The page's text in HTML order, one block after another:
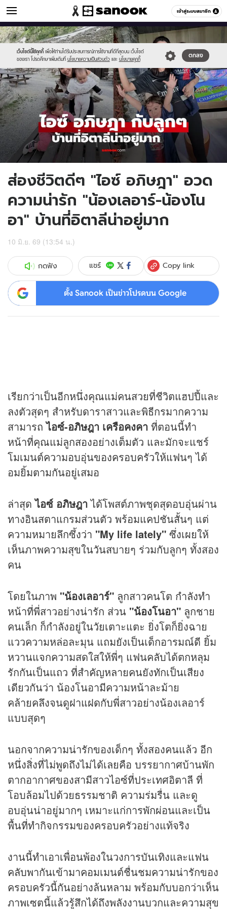
เข้าสู่ระบบสมาชิก
ข่าวบันเทิง หมวดอื่นๆ
เว็บไซต์นี้ใช้คุกกี้ เพื่อให้ท่านได้รับประสบการณ์การใช้งานที่ดีที่สุดบน เว็บไซต์
ของเรา โปรดศึกษาเพิ่มเติมที่ นโยบายความเป็นส่วนตัว และ นโยบายคุกกี้
ตกลง
Sanook
//s.isanook.com/sr/0/images/logo-
new-
sanook.png
600
60
//s.isanook.com/ns/0/ud/1978/9893534/ice2.jpg
ส่องชีวิตดีๆ "ไอซ์ อภิษฎา" อวด
ความน่ารัก "น้องเลอาร์-น้องโน
อา" บ้านที่อิตาลีน่าอยู่มาก
10 มิ.ย. 69 (13:54 น.)
กดฟัง แชร์ Copy link
ตั้ง Sanook เป็นข่าวโปรดบน Google
เรียกว่าเป็นอีกหนึ่งคุณแม่คนสวยที่ชีวิตแฮปปี้และ
ลงตัวสุดๆ สำหรับดาราสาวและพิธีกรมากความ
สามารถไอซ์-อภิษฎา เครือคงคา ที่ตอนนี้ทำ
หน้าที่คุณแม่ลูกสองอย่างเต็มตัว และมักจะแชร์
โมเมนต์ความอบอุ่นของครอบครัวให้แฟนๆ ได้
อมยิ้มตามกันอยู่เสมอ
ล่าสุดไอซ์ อภิษฎาได้โพสต์ภาพชุดสุดอบอุ่นผ่าน
ทางอินสตาแกรมส่วนตัว พร้อมแคปชันสั้นๆ แต่
ความหมายลึกซึ้งว่า "My life lately" ซึ่งเผยให้
เห็นภาพความสุขในวันสบายๆ ร่วมกับลูกๆ ทั้งสอง
คน
โดยในภาพ "น้องเลอาร์" ลูกสาวคนโต กำลังทำ
หน้าที่พี่สาวอย่างน่ารัก ส่วน "น้องโนอา" ลูกชาย
คนเล็ก ก็กำลังอยู่ในวัยเตาะแตะ ยิ่งโตก็ยิ่งฉาย
แววความหล่อละมุน แถมยังเป็นเด็กอารมณ์ดี ยิ้ม
หวานแจกความสดใสให้พี่ๆ แฟนคลับได้ตกหลุม
รักกันเป็นแถว ที่สำคัญหลายคนยังทักเป็นเสียง
เดียวกันว่า น้องโนอามีความหน้าละม้าย
คล้ายคลึงจนดูฝาแฝดกับพี่สาวอย่างน้องเลอาร์
แบบสุดๆ
นอกจากความน่ารักของเด็กๆ ทั้งสองคนแล้ว อีก
หนึ่งสิ่งที่ไม่พูดถึงไม่ได้เลยคือ บรรยากาศบ้านพัก
ตากอากาศของสามีสาวไอซ์ที่ประเทศอิตาลี ที่
โอบล้อมไปด้วยธรรมชาติ ความร่มรื่น และดู
อบอุ่นน่าอยู่มากๆ เหมาะแก่การพักผ่อนและเป็น
พื้นที่ทำกิจกรรมของครอบครัวอย่างแท้จริง
งานนี้ทำเอาเพื่อนพ้องในวงการบันเทิงและแฟน
คลับพากันเข้ามาคอมเมนต์ชื่นชมความน่ารักของ
ครอบครัวนี้กันอย่างล้นหลาม พร้อมกับบอกว่าเห็น
ภาพเซตนี้แล้วรู้สึกได้ถึงพลังงานบวกและความสุข